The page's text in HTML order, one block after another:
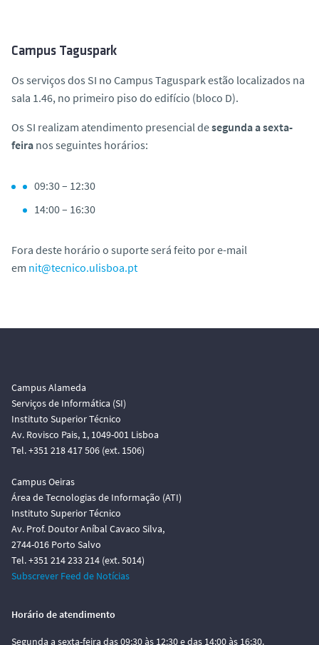
Campus Taguspark
Os serviços dos SI no Campus Taguspark estão localizados na
sala 1.46, no primeiro piso do edifício (bloco D).
Os SI realizam atendimento presencial desegunda a sexta-
feira nos seguintes horários:
09:30 – 12:30
14:00 – 16:30
Fora deste horário o suporte será feito por e-mail
em nit@tecnico.ulisboa.pt
Campus Alameda
Serviços de Informática (SI)
Instituto Superior Técnico
Av. Rovisco Pais, 1, 1049-001 Lisboa
Tel. +351 218 417 506 (ext. 1506)
Campus Oeiras
Área de Tecnologias de Informação (ATI)
Instituto Superior Técnico
Av. Prof. Doutor Aníbal Cavaco Silva,
2744-016 Porto Salvo
Tel. +351 214 233 214 (ext. 5014)
Subscrever Feed de Notícias
Horário de atendimento
Segunda a sexta-feira das 09:30 às 12:30 e das 14:00 às 16:30.